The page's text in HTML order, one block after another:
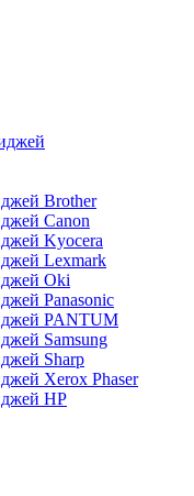
Brother
Canon
Kyocera
Lexmark
Oki
Panasonic
PANTUM
Samsung
Sharp
Xerox Phaser
НР